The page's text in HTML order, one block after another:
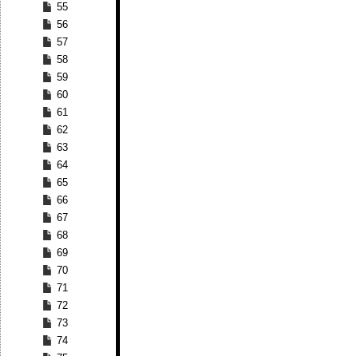
55
56
57
58
59
60
61
62
63
64
65
66
67
68
69
70
71
72
73
74